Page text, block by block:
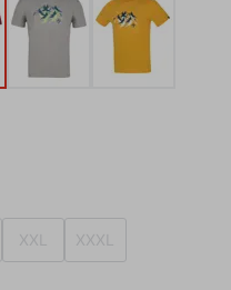
XXL XXXL